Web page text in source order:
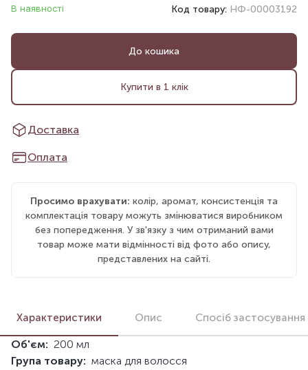
В наявності Код товару: НФ-00003192
До кошика
Купити в 1 клік
Доставка
Оплата
Просимо врахувати: колір, аромат, консистенція та
комплектація товару можуть змінюватися виробником
без попередження. У зв'язку з чим отриманий вами
товар може мати відмінності від фото або опису,
представлених на сайті.
Характеристики Опис Спосіб застосування
Об'єм: 200 мл
Група товару: маска для волосся